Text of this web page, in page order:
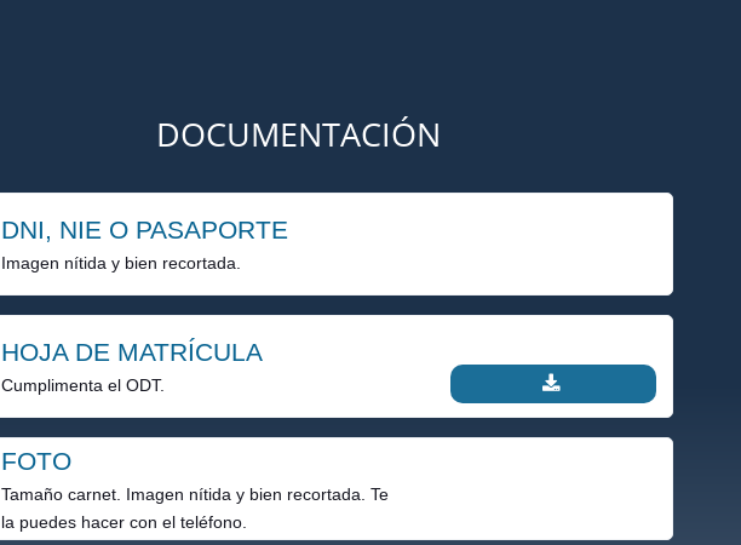
DOCUMENTACIÓN
DNI, NIE O PASAPORTE
Imagen nítida y bien recortada.
HOJA DE MATRÍCULA
Cumplimenta el ODT.
FOTO
Tamaño carnet. Imagen nítida y bien recortada. Te
la puedes hacer con el teléfono.